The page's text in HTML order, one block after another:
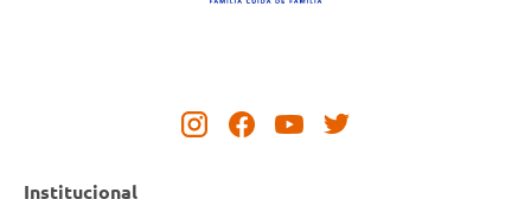
Institucional